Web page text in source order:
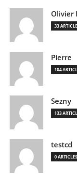
Olivier
33
Pierre
104
Sezny
133
testcd
0 ARTICLES